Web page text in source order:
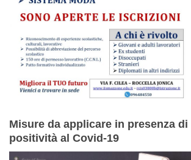
Misure da applicare in presenza di
positività al Covid-19